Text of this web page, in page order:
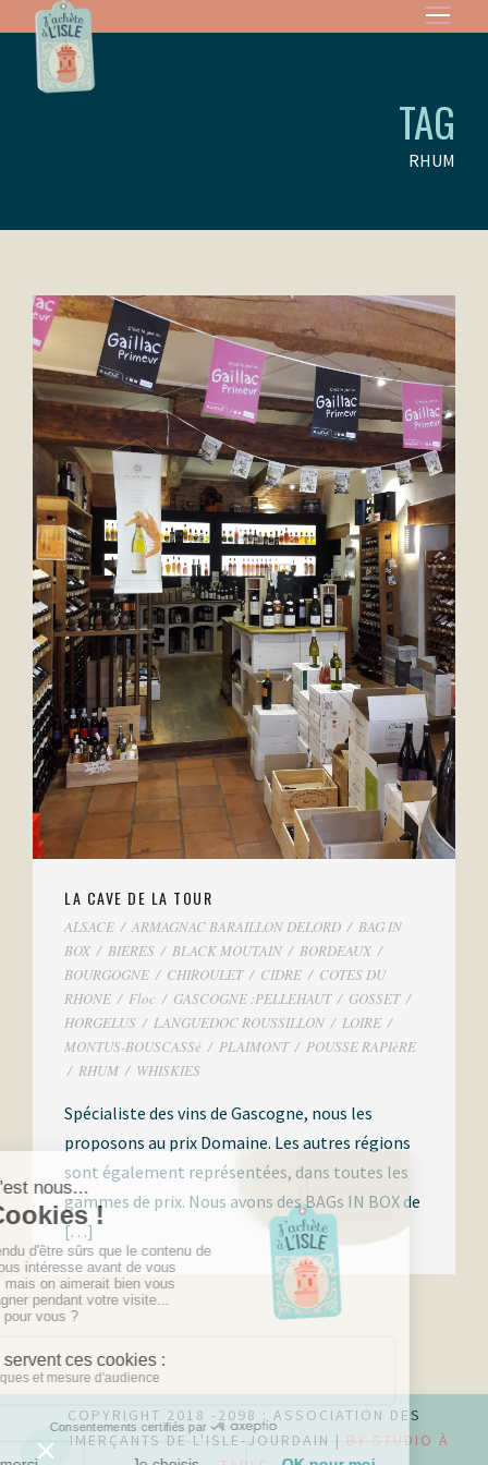
TAG
RHUM
LA CAVE DE LA TOUR
ALSACE / ARMAGNAC BARAILLON DELORD /
BAG IN BOX / BIERES / BLACK MOUTAIN /
BORDEAUX / BOURGOGNE / CHIROULET /
CIDRE / COTES DU RHONE / Floc / GASCOGNE
:PELLEHAUT / GOSSET / HORGELUS /
LANGUEDOC ROUSSILLON
LOIRE /
MONTUS-
BOUSCASSé / PLAIMONT / POUSSE RAPIèRE
RHUM / WHISKIES
LA CAVE DE LA TOUR
ALSACE / ARMAGNAC BARAILLON DELORD / BAG IN
BOX / BIERES / BLACK MOUTAIN / BORDEAUX /
BOURGOGNE / CHIROULET / CIDRE / COTES DU
RHONE / Floc / GASCOGNE :PELLEHAUT / GOSSET /
HORGELUS / LANGUEDOC ROUSSILLON / LOIRE /
MONTUS-BOUSCASSé / PLAIMONT / POUSSE RAPIèRE
/ RHUM / WHISKIES
Spécialiste des vins de Gascogne, nous les
proposons au prix Domaine. Les autres régions
sont également représentées, dans toutes les
gammes de prix. Nous avons des BAGs IN BOX de
[…]
COPYRIGHT 2018 -2098 : ASSOCIATION DES
COMMERÇANTS DE L'ISLE-JOURDAIN | BY STUDIO À